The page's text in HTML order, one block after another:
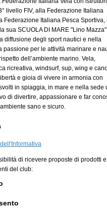
livello FIV, alla Federazione Italiana
Federazione Italiana Pesca Sportiva,
sua SCUOLA DI MARE "Lino
diffusione degli sport nautici e nella
passione per le attività marinare e
dell’ambiente marino. Vela,
ricreativa, windsurf, sup, wing e
e gioia di vivere in armonia con
in spiaggia, in mare e nella sede
di divertire, appassionare e far
sano e sicuro.
di ricevere proposte di prodotti
del club: